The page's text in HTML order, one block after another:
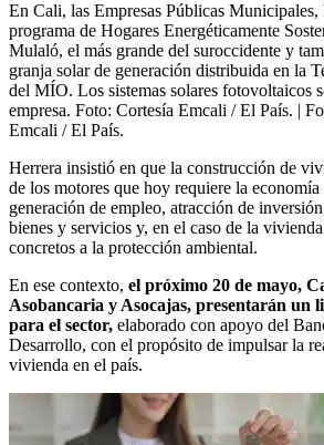
En Cali, las Empresas Públicas Municipales,
programa de Hogares Energéticamente
Mulaló, el más grande del suroccidente y
granja solar de generación distribuida en la
del MÍO. Los sistemas solares fotovoltaicos
empresa. Foto: Cortesía Emcali / El País. |
Emcali / El País.
Herrera insistió en que la construcción de
de los motores que hoy requiere la
generación de empleo, atracción de
bienes y servicios y, en el caso de la
concretos a la protección ambiental.
En ese contexto, el próximo 20 de mayo,
Asobancaria y Asocajas, presentarán un
para el sector, elaborado con apoyo del
Desarrollo, con el propósito de impulsar la
vivienda en el país.